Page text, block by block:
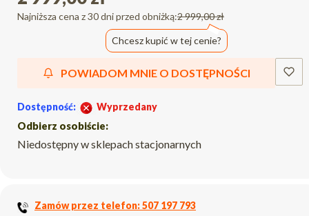
Najniższa cena z 30 dni przed obniżką:2 999,00 zł
Chcesz kupić w tej cenie?
POWIADOM MNIE O DOSTĘPNOŚCI
Dostępność:
Wyprzedany
Odbierz osobiście:
Niedostępny w sklepach stacjonarnych
Zamów przez telefon: 507 197 793